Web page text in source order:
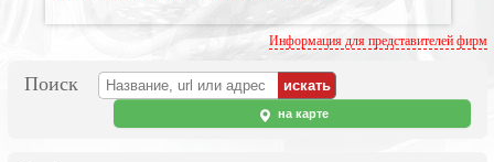
Информация для представителей фирм
Поиск
на карте